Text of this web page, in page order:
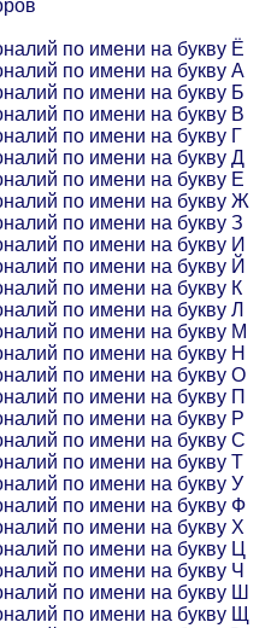
по имени на букву Ё
по имени на букву А
по имени на букву Б
по имени на букву В
по имени на букву Г
по имени на букву Д
по имени на букву Е
по имени на букву Ж
по имени на букву З
по имени на букву И
по имени на букву Й
по имени на букву К
по имени на букву Л
по имени на букву М
по имени на букву Н
по имени на букву О
по имени на букву П
по имени на букву Р
по имени на букву С
по имени на букву Т
по имени на букву У
по имени на букву Ф
по имени на букву Х
по имени на букву Ц
по имени на букву Ч
по имени на букву Ш
по имени на букву Щ